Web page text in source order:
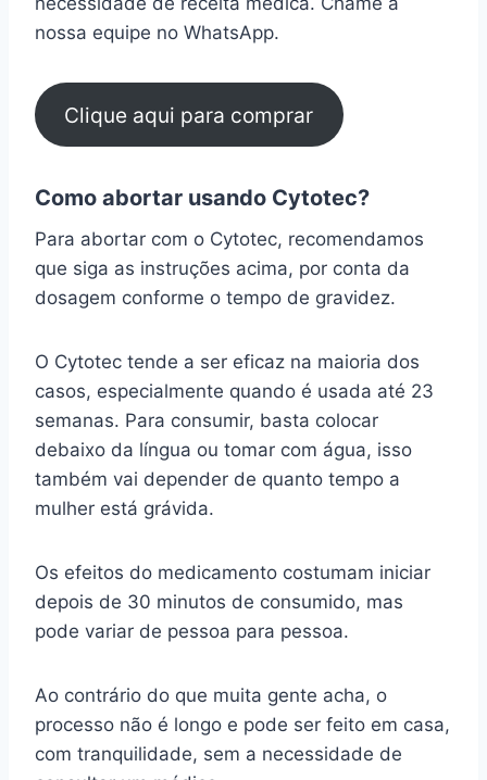
nossa equipe no WhatsApp.
Clique aqui para comprar
Como abortar usando Cytotec?
Para abortar com o Cytotec, recomendamos
que siga as instruções acima, por conta da
dosagem conforme o tempo de gravidez.
O Cytotec tende a ser eficaz na maioria dos
casos, especialmente quando é usada até 23
semanas. Para consumir, basta colocar
debaixo da língua ou tomar com água, isso
também vai depender de quanto tempo a
mulher está grávida.
Os efeitos do medicamento costumam iniciar
depois de 30 minutos de consumido, mas
pode variar de pessoa para pessoa.
Ao contrário do que muita gente acha, o
processo não é longo e pode ser feito em casa,
com tranquilidade, sem a necessidade de